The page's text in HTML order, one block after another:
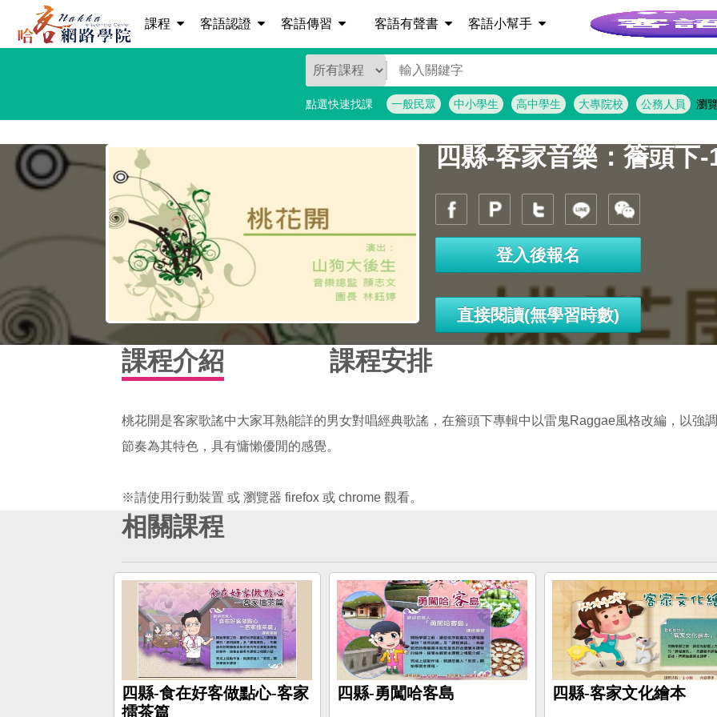
課程 客語認證 客語傳習 客語有聲書 客語小幫手
客語詞彙查詢
點選快速找課 一般民眾 中小學生 高中學生 大專院校 公務人員 瀏
四縣-客家音樂：簷頭下
登入後報名
直接閱讀(無學習時數)
課程介紹 課程安排
桃花開是客家歌謠中大家耳熟能詳的男女對唱經典歌謠，在簷頭下專輯中以雷鬼Raggae風格改編，以強
節奏為其特色，具有慵懶優閒的感覺。
相關課程
四縣-食在好客做點心-客家
擂茶篇
四縣-勇闖哈客島 四縣-客家文化繪本